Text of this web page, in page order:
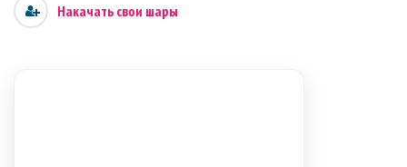
Накачать свои шары